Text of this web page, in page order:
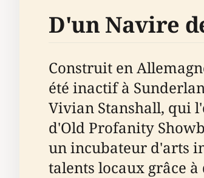
D'un Navire
Construit en
été inactif à
Vivian Stanshall, qui
d'Old Profanity
un incubateur d'arts
talents locaux grâce